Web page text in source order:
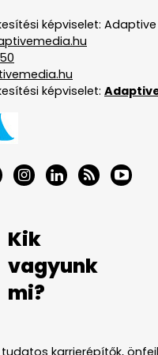
képviselet:
képviselet:
Kik
vagyunk
mi?
tudatos karrierépítők,